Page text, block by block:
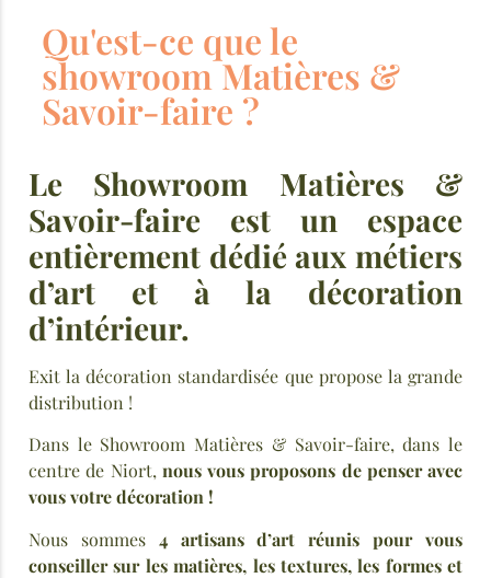
Qu'est-ce que le
showroom Matières &
Savoir-faire ?
Le Showroom Matières &
Savoir-faire est un espace
entièrement dédié aux métiers
d’art et à la décoration
d’intérieur.
Exit la décoration standardisée que propose la grande
distribution !
Dans le Showroom Matières & Savoir-faire, dans le
centre de Niort, nous vous proposons de penser avec
vous votre décoration !
Nous sommes 4 artisans d’art réunis pour vous
conseiller sur les matières, les textures, les formes et